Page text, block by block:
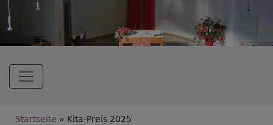
Hauptnavigation
Startseite Kita-Preis 2025